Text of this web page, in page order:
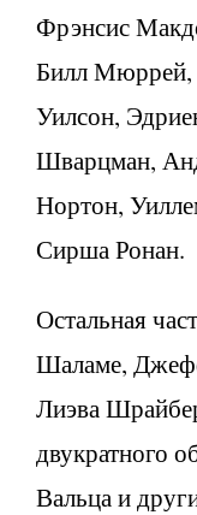
Фрэнсис
Билл Мюррей,
Уилсон,
Шварцман,
Нортон,
Сирша Ронан.
Остальная
Шаламе,
Лиэва
двукратного
Вальца и